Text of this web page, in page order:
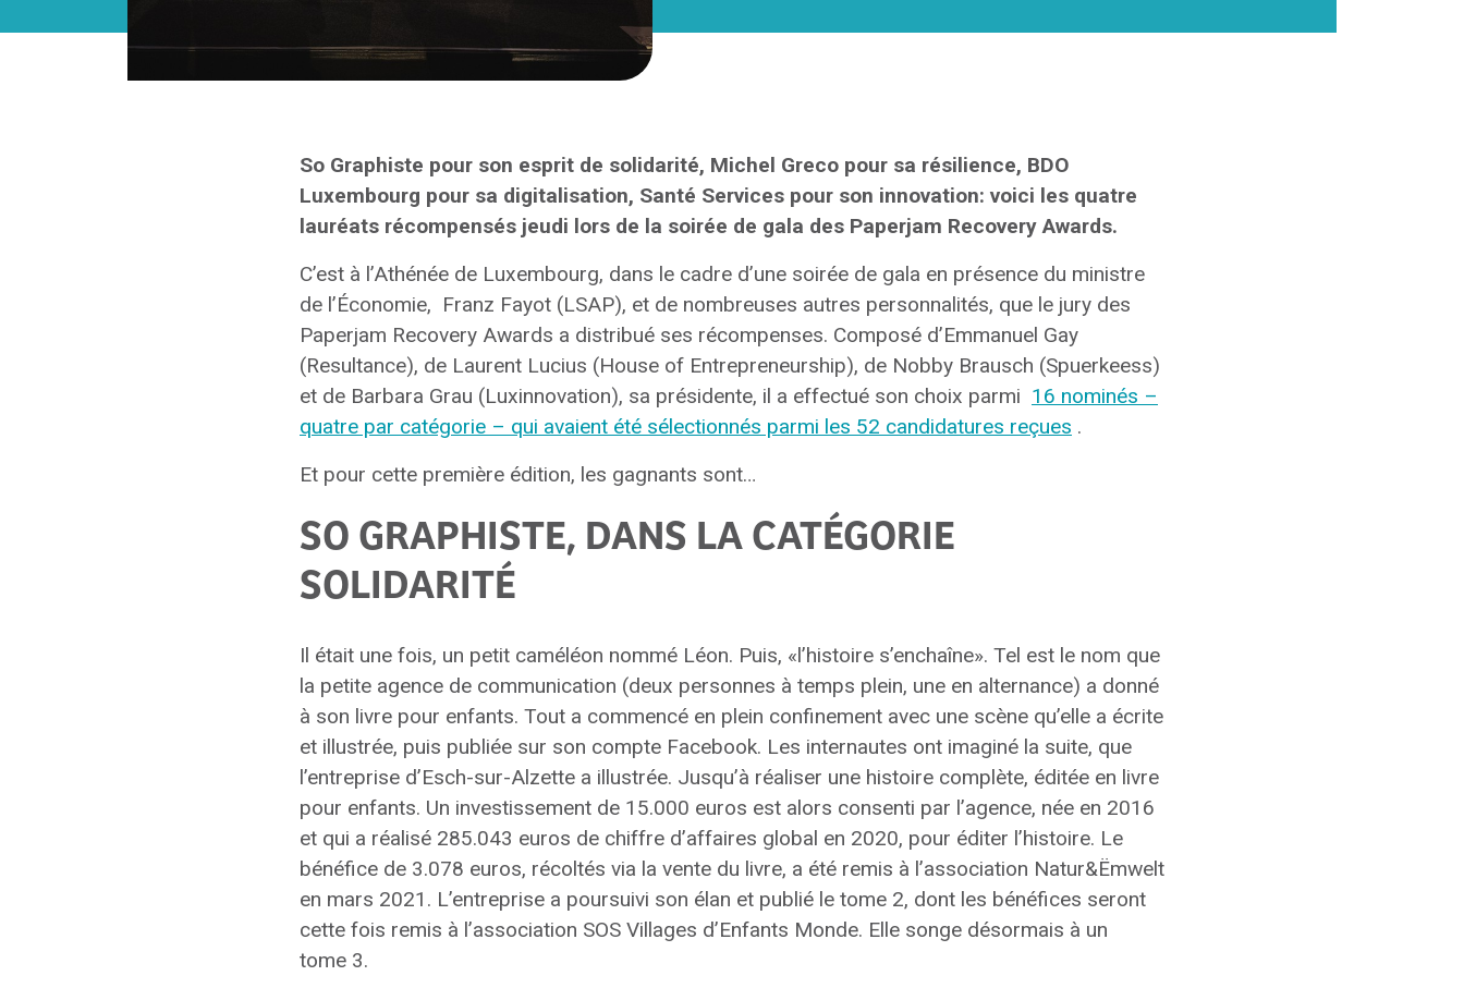
So Graphiste pour son esprit de solidarité, Michel Greco pour sa résilience, BDO
Luxembourg pour sa digitalisation, Santé Services pour son innovation: voici les quatre
lauréats récompensés jeudi lors de la soirée de gala des Paperjam Recovery Awards.
C’est à l’Athénée de Luxembourg, dans le cadre d’une soirée de gala en présence du ministre
de l’Économie, Franz Fayot (LSAP), et de nombreuses autres personnalités, que le jury des
Paperjam Recovery Awards a distribué ses récompenses. Composé d’Emmanuel Gay
(Resultance), de Laurent Lucius (House of Entrepreneurship), de Nobby Brausch (Spuerkeess)
et de Barbara Grau (Luxinnovation), sa présidente, il a effectué son choix parmi 16 nominés –
quatre par catégorie – qui avaient été sélectionnés parmi les 52 candidatures reçues .
Et pour cette première édition, les gagnants sont…
SO GRAPHISTE, DANS LA CATÉGORIE
SOLIDARITÉ
Il était une fois, un petit caméléon nommé Léon. Puis, «l’histoire s’enchaîne». Tel est le nom que
la petite agence de communication (deux personnes à temps plein, une en alternance) a donné
à son livre pour enfants. Tout a commencé en plein confinement avec une scène qu’elle a écrite
et illustrée, puis publiée sur son compte Facebook. Les internautes ont imaginé la suite, que
l’entreprise d’Esch-sur-Alzette a illustrée. Jusqu’à réaliser une histoire complète, éditée en livre
pour enfants. Un investissement de 15.000 euros est alors consenti par l’agence, née en 2016
et qui a réalisé 285.043 euros de chiffre d’affaires global en 2020, pour éditer l’histoire. Le
bénéfice de 3.078 euros, récoltés via la vente du livre, a été remis à l’association Natur&Ëmwelt
en mars 2021. L’entreprise a poursuivi son élan et publié le tome 2, dont les bénéfices seront
cette fois remis à l’association SOS Villages d’Enfants Monde. Elle songe désormais à un
tome 3.